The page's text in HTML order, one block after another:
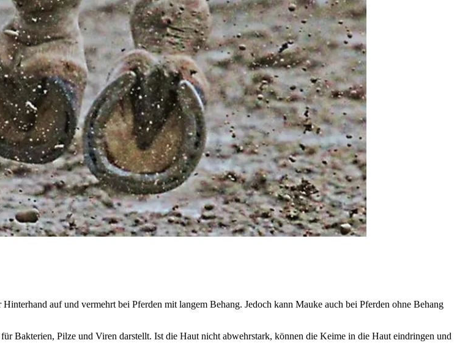
auf und vermehrt bei Pferden mit langem Behang. Jedoch kann Mauke auch bei Pferden ohne Behang
Bakterien, Pilze und Viren darstellt. Ist die Haut nicht abwehrstark, können die Keime in die Haut eindringen und